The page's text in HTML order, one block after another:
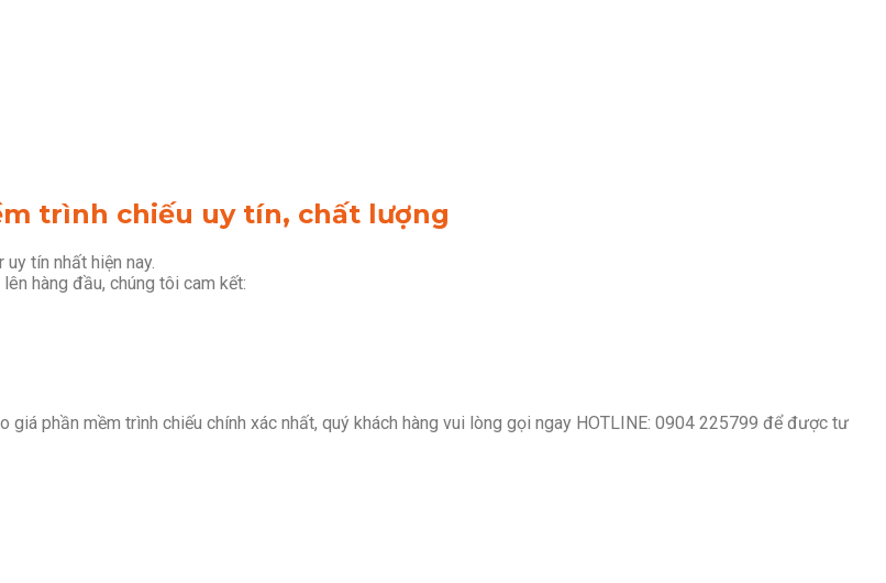
trình chiếu uy tín, chất lượng
tín nhất hiện nay.
hàng đầu, chúng tôi cam kết:
phần mềm trình chiếu chính xác nhất, quý khách hàng vui lòng gọi ngay HOTLINE: 0904 225799 để được tư